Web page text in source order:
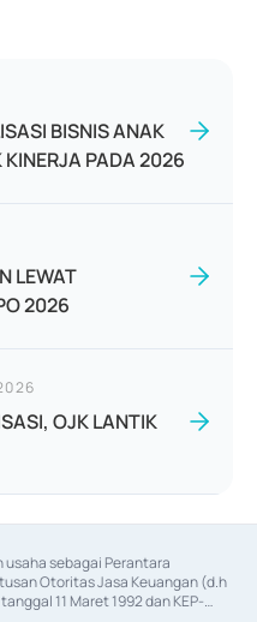
BISNIS ANAK
PADA 2026
LEWAT
2026
OJK LANTIK
usaha sebagai Perantara
Otoritas Jasa Keuangan (d.h
11 Maret 1992 dan KEP-